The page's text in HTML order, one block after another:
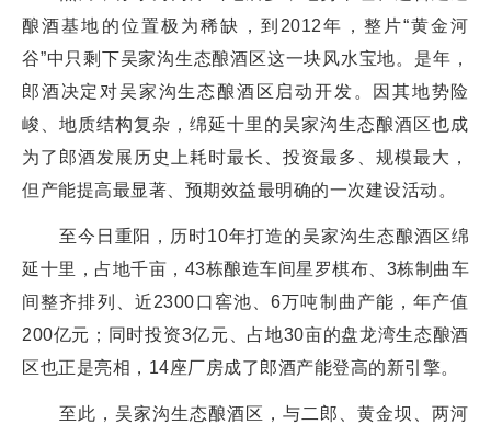
酿酒基地的位置极为稀缺，到2012年，整片“黄金河
谷”中只剩下吴家沟生态酿酒区这一块风水宝地。是年，
郎酒决定对吴家沟生态酿酒区启动开发。因其地势险
峻、地质结构复杂，绵延十里的吴家沟生态酿酒区也成
为了郎酒发展历史上耗时最长、投资最多、规模最大，
但产能提高最显著、预期效益最明确的一次建设活动。
至今日重阳，历时10年打造的吴家沟生态酿酒区绵
延十里，占地千亩，43栋酿造车间星罗棋布、3栋制曲车
间整齐排列、近2300口窖池、6万吨制曲产能，年产值
200亿元；同时投资3亿元、占地30亩的盘龙湾生态酿酒
区也正是亮相，14座厂房成了郎酒产能登高的新引擎。
至此，吴家沟生态酿酒区，与二郎、黄金坝、两河